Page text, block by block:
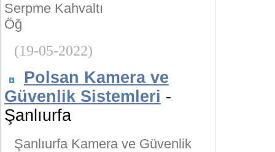
Serpme Kahvaltı
Öğ
(19-05-2022)
Polsan Kamera ve
Güvenlik Sistemleri -
Şanlıurfa
Şanlıurfa Kamera ve Güvenlik